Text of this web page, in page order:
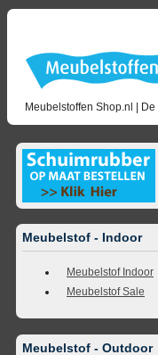
Meubelstoffen Shop.nl |
Meubelstof - Indoor
Meubelstof Indoor
Meubelstof Sale
Meubelstof - Outdoor